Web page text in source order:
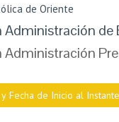
de Oriente
Administración de
Administración
Fecha de Inicio al Instante